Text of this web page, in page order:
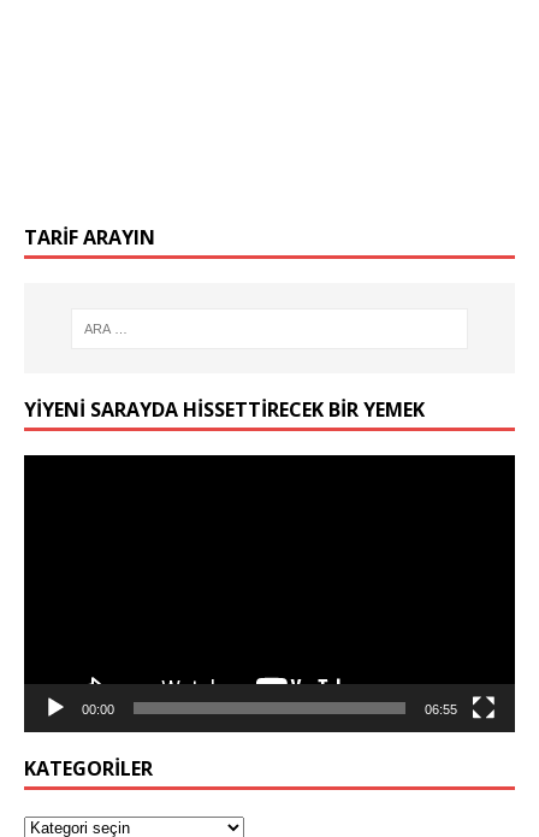
TARIF ARAYIN
YIYENI SARAYDA HISSETTIRECEK BIR YEMEK
00:00 06:55
KATEGORILER